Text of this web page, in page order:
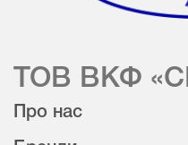
ТОВ ВКФ
Про нас